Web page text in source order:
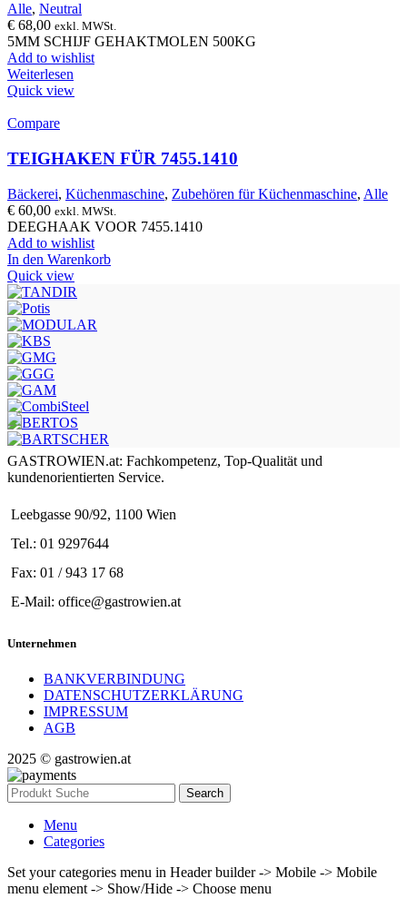
Alle, Neutral
€ 68,00 exkl. MWSt.
5MM SCHIJF GEHAKTMOLEN 500KG
Add to wishlist
Weiterlesen
Quick view
Compare
TEIGHAKEN FÜR 7455.1410
Bäckerei, Küchenmaschine, Zubehören für Küchenmaschine, Alle
€ 60,00 exkl. MWSt.
DEEGHAAK VOOR 7455.1410
Add to wishlist
In den Warenkorb
Quick view
GASTROWIEN.at: Fachkompetenz, Top-Qualität und
kundenorientierten Service.
Leebgasse 90/92, 1100 Wien
Tel.: 01 9297644
Fax: 01 / 943 17 68
E-Mail: office@gastrowien.at
Unternehmen
BANKVERBINDUNG
DATENSCHUTZERKLÄRUNG
IMPRESSUM
AGB
2025 © gastrowien.at
Search
Menu
Categories
Set your categories menu in Header builder -> Mobile -> Mobile
menu element -> Show/Hide -> Choose menu